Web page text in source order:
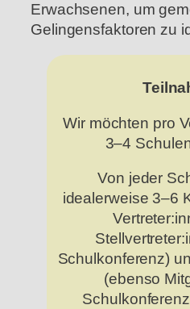
Erwachsenen, um
Gelingensfaktoren zu
Wir möchten pro
3–4
Von jeder
idealerweise 3–6
Schulkonferenz)
(ebenso